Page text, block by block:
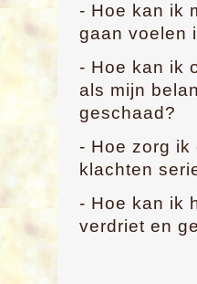
- Hoe kan ik
gaan voelen
- Hoe kan ik
als mijn
geschaad?
- Hoe zorg ik
klachten
- Hoe kan ik
verdriet en